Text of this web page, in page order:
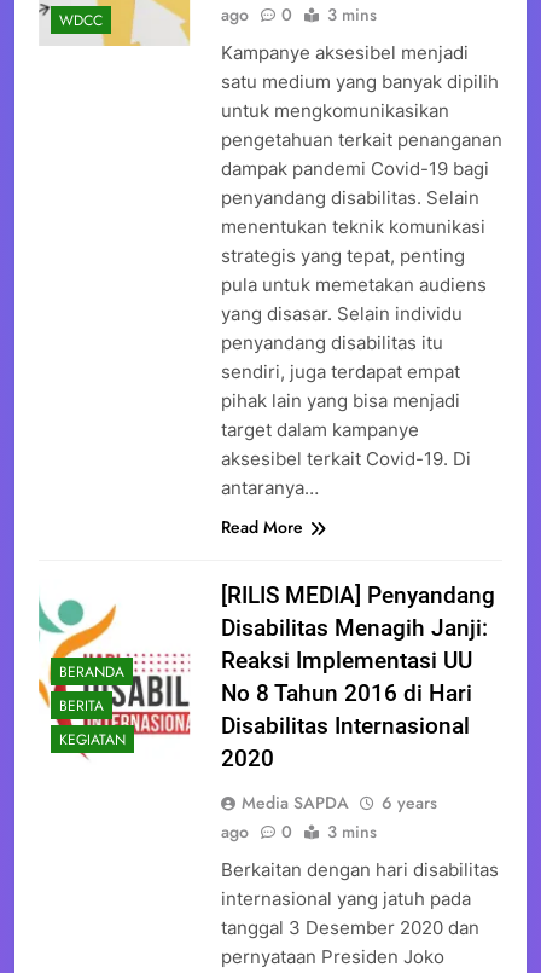
WDCC
ago
0 3 mins
Kampanye aksesibel menjadi
satu medium yang banyak dipilih
untuk mengkomunikasikan
pengetahuan terkait penanganan
dampak pandemi Covid-19 bagi
penyandang disabilitas. Selain
menentukan teknik komunikasi
strategis yang tepat, penting
pula untuk memetakan audiens
yang disasar. Selain individu
penyandang disabilitas itu
sendiri, juga terdapat empat
pihak lain yang bisa menjadi
target dalam kampanye
aksesibel terkait Covid-19. Di
antaranya…
Read More
BERANDA
BERITA
KEGIATAN
[RILIS MEDIA] Penyandang
Disabilitas Menagih Janji:
Reaksi Implementasi UU
No 8 Tahun 2016 di Hari
Disabilitas Internasional
2020
Media SAPDA
6 years
ago
0 3 mins
Berkaitan dengan hari disabilitas
internasional yang jatuh pada
tanggal 3 Desember 2020 dan
pernyataan Presiden Joko